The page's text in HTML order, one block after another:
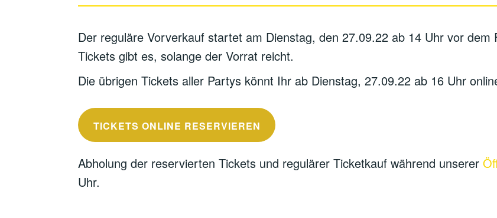
Der reguläre Vorverkauf startet am Dienstag, den 27.09.22 ab 14 Uhr vor
Tickets gibt es, solange der Vorrat reicht.
Die übrigen Tickets aller Partys könnt Ihr ab Dienstag, 27.09.22 ab 16 Uhr
TICKETS ONLINE RESERVIEREN
Abholung der reservierten Tickets und regulärer Ticketkauf während unserer
Uhr.